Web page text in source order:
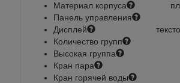
Материал корпуса
Панель управления
Дисплей
Количество групп
Высокая группа
Кран пара
Кран горячей воды